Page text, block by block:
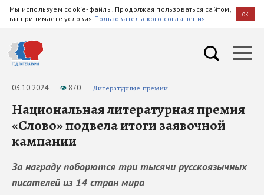
Мы используем cookie-файлы. Продолжая пользоваться сайтом,
вы принимаете условия Пользовательского соглашения OK
03.10.2024 870 Литературные премии
Национальная литературная премия
«Слово» подвела итоги заявочной
кампании
За награду поборются три тысячи русскоязычных
писателей из 14 стран мира